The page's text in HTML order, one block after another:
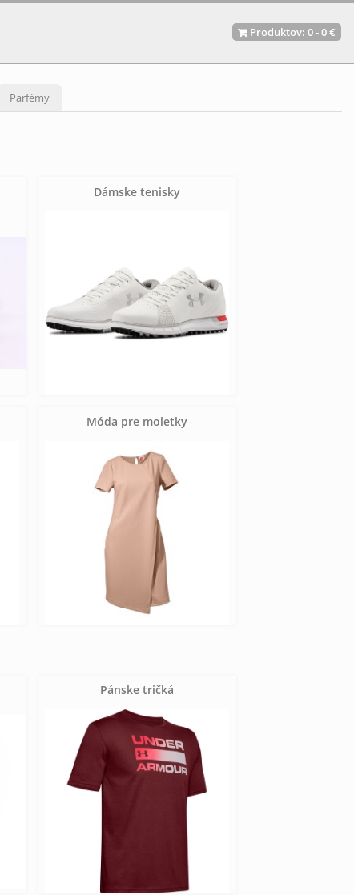
Produktov: 0-0 €
Parfémy
Dámske tenisky
Móda pre moletky
Pánske tričká